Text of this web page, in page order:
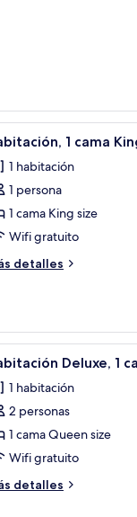
y escritorio
3 1 cama
1 habitación
1 persona
1 cama King size
Wifi gratuito
detalles
y escritorio
7 Deluxe, 1
1 habitación
2 personas
1 cama Queen size
Wifi gratuito
detalles